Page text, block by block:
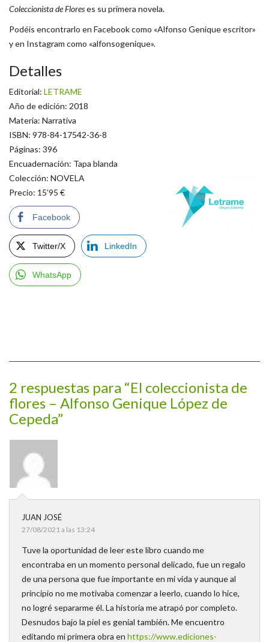
Coleccionista de Floreses su primera novela.
Podéis encontrarlo en Facebook como «Alfonso Genique escritor»
y en Instagram como «alfonsogenique».
Detalles
Editorial: LETRAME
Año de edición: 2018
Materia: Narrativa
ISBN: 978-84-17542-36-8
Páginas: 396
Encuadernación: Tapa blanda
Colección: NOVELA
Precio: 15’95 €
Facebook
Twitter/X LinkedIn
WhatsApp
2 respuestas para “El coleccionista de
flores – Alfonso Genique López de
Cepeda”
JUAN JOSÉ
27/08/2021 a las 13:24
Tuve la oportunidad de leer este libro cuando me
encontraba en un momento personal delicado, fue un regalo
de una persona que fue importante en mi vida y aunque al
principio no me motivaba comenzar a leerlo, cuando lo hice,
no logré separarme él. La historia me atrapó por completo.
Desnudos bajo la piel es genial también. Me encuentro
editando mi primera obra en https://www.ediciones-